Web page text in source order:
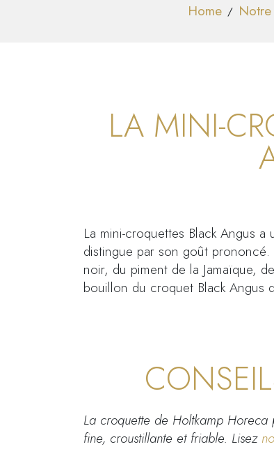
Home /
LA MINI-
La mini-croquettes Black Angus
distingue par son goût
noir, du piment de la Jamaïque,
bouillon du croquet Black Angus
La croquette de Holtkamp
fine, croustillante et friable. Lisez